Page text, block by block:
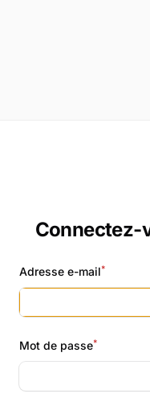
Connectez-
Adresse e-mail*
Mot de passe*